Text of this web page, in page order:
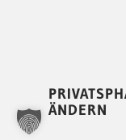
ÄNDERN